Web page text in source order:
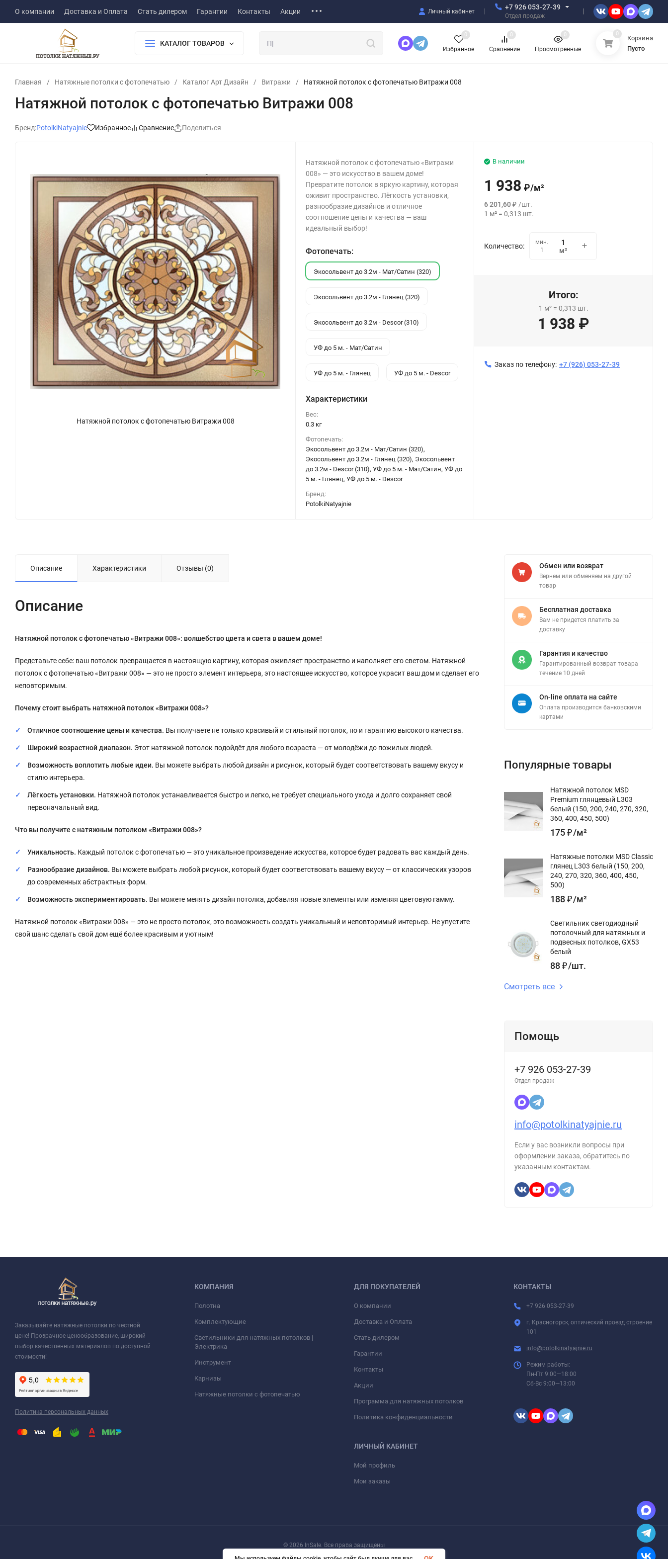
О компании Доставка и Оплата Стать дилером Гарантии Контакты Акции Личный кабинет
+7 926 053-27-39
Отдел продаж
КАТАЛОГ ТОВАРОВ
Избранное
0
Сравнение
0
Просмотренные
0 0
Корзина
Пусто
Главная / Натяжные потолки с фотопечатью / Каталог Арт Дизайн / Витражи / Натяжной потолок с фотопечатью Витражи 008
Натяжной потолок с фотопечатью Витражи 008
Бренд:PotolkiNatyajnie Избранное Сравнение Поделиться
Натяжной потолок с фотопечатью Витражи 008
Натяжной потолок с фотопечатью «Витражи
008» — это искусство в вашем доме!
Превратите потолок в яркую картину, которая
оживит пространство. Лёгкость установки,
разнообразие дизайнов и отличное
соотношение цены и качества — ваш
идеальный выбор!
Фотопечать:
Экосольвент до 3.2м - Мат/Сатин (320)
Экосольвент до 3.2м - Глянец (320)
Экосольвент до 3.2м - Descor (310)
УФ до 5 м. - Мат/Сатин
УФ до 5 м. - Глянец УФ до 5 м. - Descor
Характеристики
Вес:
0.3 кг
Фотопечать:
Экосольвент до 3.2м - Мат/Сатин (320),
Экосольвент до 3.2м - Глянец (320), Экосольвент
до 3.2м - Descor (310), УФ до 5 м. - Мат/Сатин, УФ до
5 м. - Глянец, УФ до 5 м. - Descor
Бренд:
PotolkiNatyajnie
В наличии
1 938 ₽/м²
6 201,60₽ /шт.
1 м² =0,313 шт.
Количество:
мин.
1
м²
Итого:
1 м²= 0,313 шт.
1 938 ₽
Заказ по телефону: +7 (926) 053-27-39
Описание Характеристики Отзывы (0)
Описание
Натяжной потолок с фотопечатью «Витражи 008»: волшебство цвета и света в вашем доме!
Представьте себе: ваш потолок превращается в настоящую картину, которая оживляет пространство и наполняет его светом. Натяжной
потолок с фотопечатью «Витражи 008» — это не просто элемент интерьера, это настоящее искусство, которое украсит ваш дом и сделает его
неповторимым.
Почему стоит выбрать натяжной потолок «Витражи 008»?
Отличное соотношение цены и качества. Вы получаете не только красивый и стильный потолок, но и гарантию высокого качества.
Широкий возрастной диапазон. Этот натяжной потолок подойдёт для любого возраста — от молодёжи до пожилых людей.
Возможность воплотить любые идеи. Вы можете выбрать любой дизайн и рисунок, который будет соответствовать вашему вкусу и
стилю интерьера.
Лёгкость установки. Натяжной потолок устанавливается быстро и легко, не требует специального ухода и долго сохраняет свой
первоначальный вид.
Что вы получите с натяжным потолком «Витражи 008»?
Уникальность. Каждый потолок с фотопечатью — это уникальное произведение искусства, которое будет радовать вас каждый день.
Разнообразие дизайнов. Вы можете выбрать любой рисунок, который будет соответствовать вашему вкусу — от классических узоров
до современных абстрактных форм.
Возможность экспериментировать. Вы можете менять дизайн потолка, добавляя новые элементы или изменяя цветовую гамму.
Натяжной потолок «Витражи 008» — это не просто потолок, это возможность создать уникальный и неповторимый интерьер. Не упустите
свой шанс сделать свой дом ещё более красивым и уютным!
Обмен или возврат
Вернем или обменяем на другой
товар
Бесплатная доставка
Вам не придется платить за
доставку
Гарантия и качество
Гарантированный возврат товара
течение 10 дней
On-line оплата на сайте
Оплата производится банковскими
картами
Популярные товары
Натяжной потолок MSD
Premium глянцевый L303
белый (150, 200, 240, 270, 320,
360, 400, 450, 500)
175₽/м²
Натяжные потолки MSD Classic
глянец L303 белый (150, 200,
240, 270, 320, 360, 400, 450,
500)
188₽/м²
Светильник светодиодный
потолочный для натяжных и
подвесных потолков, GX53
белый
88₽/шт.
Смотреть все
Помощь
+7 926 053-27-39
Отдел продаж
info@potolkinatyajnie.ru
Если у вас возникли вопросы при
оформлении заказа, обратитесь по
указанным контактам.
Заказывайте натяжные потолки по честной
цене! Прозрачное ценообразование, широкий
выбор качественных материалов по доступной
стоимости!
Политика персональных данных
КОМПАНИЯ
Полотна
Комплектующие
Светильники для натяжных потолков |
Электрика
Инструмент
Карнизы
Натяжные потолки с фотопечатью
ДЛЯ ПОКУПАТЕЛЕЙ
О компании
Доставка и Оплата
Стать дилером
Гарантии
Контакты
Акции
Программа для натяжных потолков
Политика конфиденциальности
ЛИЧНЫЙ КАБИНЕТ
Мой профиль
Мои заказы
КОНТАКТЫ
+7 926 053-27-39
г. Красногорск, оптический проезд строение
101
info@potolkinatyajnie.ru
Режим работы:
Пн-Пт 9:00—18:00
Сб-Вс 9:00—13:00
© 2026 InSale. Все права защищены